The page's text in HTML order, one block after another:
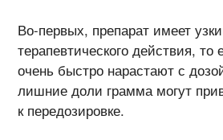
Во-первых, препарат имеет
терапевтического действия,
очень быстро нарастают с
лишние доли грамма могут
к передозировке.